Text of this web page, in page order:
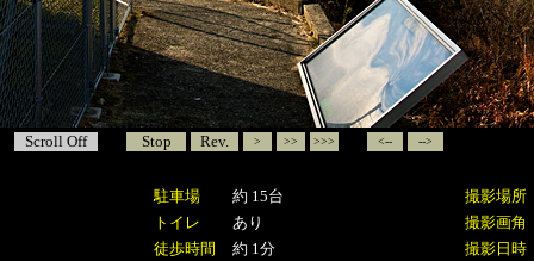
Scroll Off Stop Rev. > >> >>> <-- -->
駐車場 約 15台
撮影場所
トイレ
あり
撮影画角
徒歩時間
約 1分
撮影日時